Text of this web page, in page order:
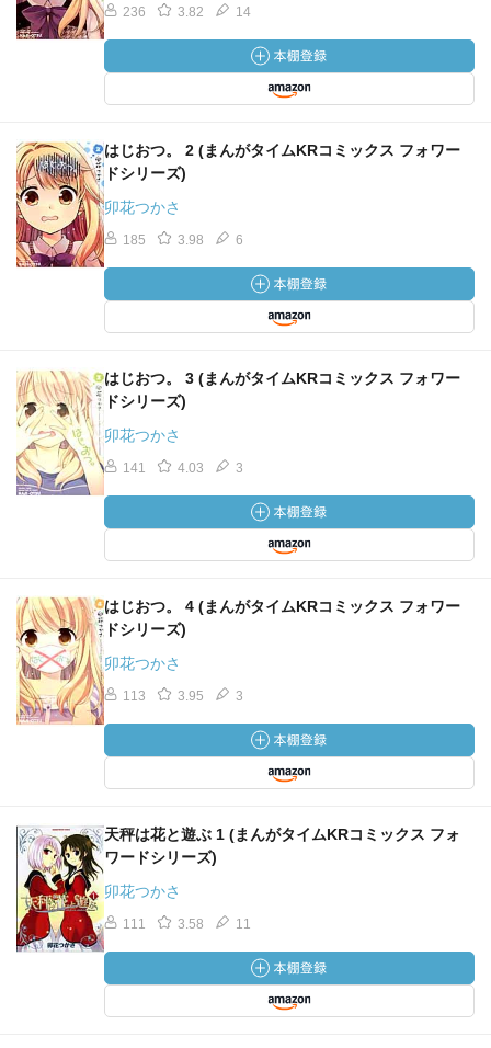
236 3.82 14
はじおつ。 2 (まんがタイムKRコミックス フォワー
ドシリーズ)
卯花つかさ
185 3.98 6
はじおつ。 3 (まんがタイムKRコミックス フォワー
ドシリーズ)
卯花つかさ
141 4.03 3
はじおつ。 4 (まんがタイムKRコミックス フォワー
ドシリーズ)
卯花つかさ
113 3.95 3
天秤は花と遊ぶ 1 (まんがタイムKRコミックス フォ
ワードシリーズ)
卯花つかさ
111 3.58 11